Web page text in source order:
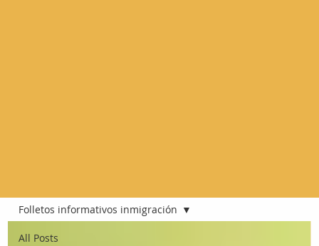
All Posts
Folletos informativos inmigración